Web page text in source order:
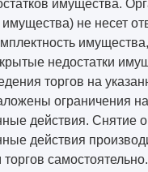
имущества.
не несет
недостатки
торгов на
ограничения на
действия. Снятие
действия
самостоятельно.